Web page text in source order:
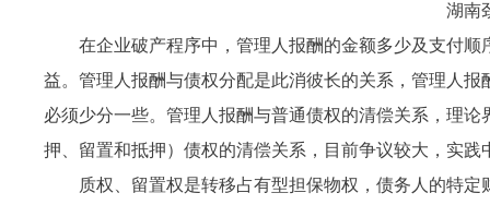
湖南
在企业破产程序中，管理人报酬的金额多少及支付
益。管理人报酬与债权分配是此消彼长的关系，管理人
必须少分一些。管理人报酬与普通债权的清偿关系，理
押、留置和抵押）债权的清偿关系，目前争议较大，实践
质权、留置权是转移占有型担保物权，债务人的特